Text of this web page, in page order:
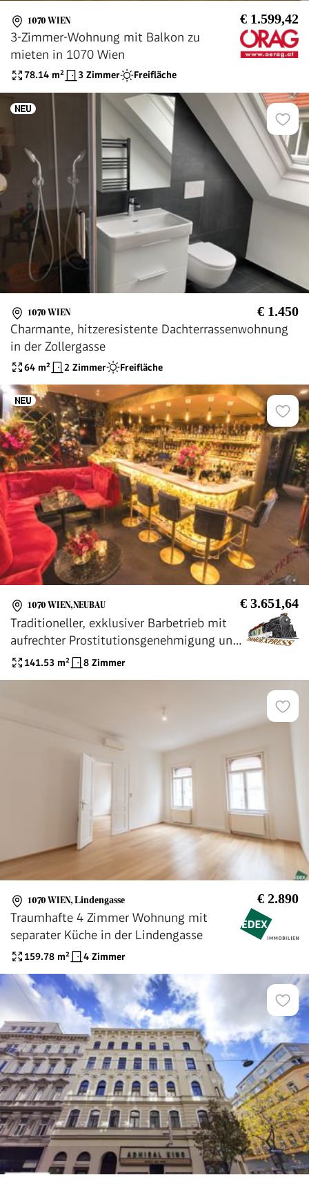
1070 WIEN € 1.599,42
3-Zimmer-Wohnung mit Balkon zu
mieten in 1070 Wien
78.14 m² 3 Zimmer Freifläche
1070 WIEN € 1.450
Charmante, hitzeresistente Dachterrassenwohnung
in der Zollergasse
64 m² 2 Zimmer Freifläche
1070 WIEN,NEUBAU € 3.651,64
Traditioneller, exklusiver Barbetrieb mit
aufrechter Prostitutionsgenehmigung und
unbefristetem Mietvertrag
141.53 m² 8 Zimmer
1070 WIEN, Lindengasse € 2.890
Traumhafte 4 Zimmer Wohnung mit
separater Küche in der Lindengasse
159.78 m² 4 Zimmer